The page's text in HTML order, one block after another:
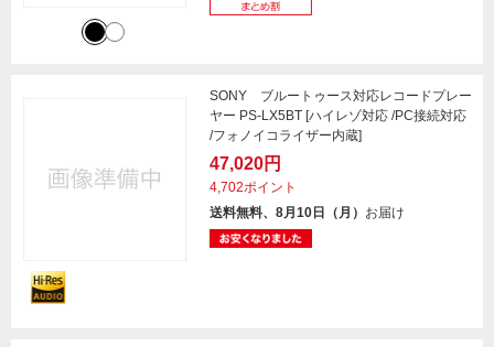
SONY ブルートゥース対応レコードプレー
ヤー PS-LX5BT [ハイレゾ対応 /PC接続対応
/フォノイコライザー内蔵]
47,020円
4,702ポイント
送料無料、8月10日（月） お届け